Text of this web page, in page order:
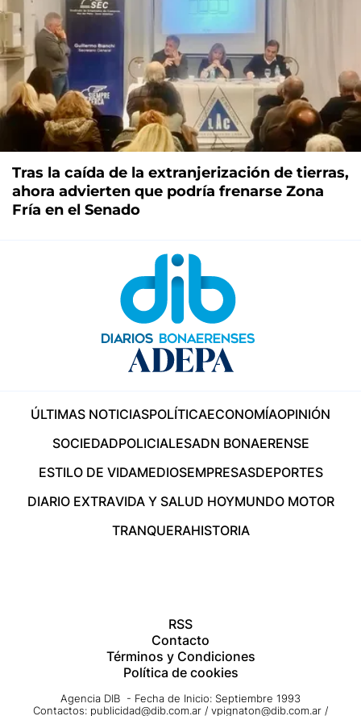
Tras la caída de la extranjerización de tierras,
ahora advierten que podría frenarse Zona
Fría en el Senado
ÚLTIMAS NOTICIASPOLÍTICAECONOMÍAOPINIÓN
SOCIEDADPOLICIALESADN BONAERENSE
ESTILO DE VIDAMEDIOSEMPRESASDEPORTES
DIARIO EXTRAVIDA Y SALUD HOYMUNDO MOTOR
TRANQUERAHISTORIA
RSS
Contacto
Términos y Condiciones
Política de cookies
Agencia DIB - Fecha de Inicio: Septiembre 1993
Contactos: publicidad@dib.com.ar / vpignaton@dib.com.ar /